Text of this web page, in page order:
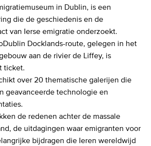
in Dublin, is een
die de geschiedenis en de
van Ierse emigratie onderzoekt.
Docklands-route, gelegen in het
aan de rivier de Liffey, is
ticket.
over 20 thematische galerijen die
geavanceerde technologie en
de redenen achter de massale
de uitdagingen waar emigranten voor
bijdragen die Ieren wereldwijd